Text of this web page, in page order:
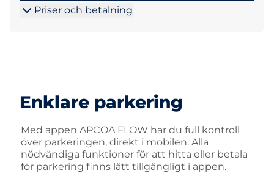
Priser och betalning
Enklare parkering
Med appen APCOA FLOW har du full kontroll
över parkeringen, direkt i mobilen. Alla
nödvändiga funktioner för att hitta eller betala
för parkering finns lätt tillgängligt i appen.